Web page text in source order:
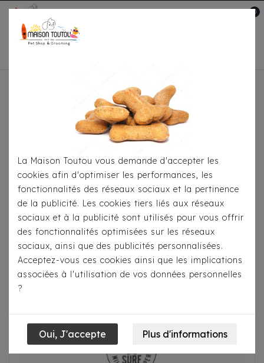
0
Pour S'habiller T-Shirts
& Pepper - Kalapana
La Maison Toutou vous demande d'accepter les
cookies afin d'optimiser les performances, les
fonctionnalités des réseaux sociaux et la pertinence
de la publicité. Les cookies tiers liés aux réseaux
sociaux et à la publicité sont utilisés pour vous offrir
des fonctionnalités optimisées sur les réseaux
sociaux, ainsi que des publicités personnalisées.
Acceptez-vous ces cookies ainsi que les implications
associées à l'utilisation de vos données personnelles
?